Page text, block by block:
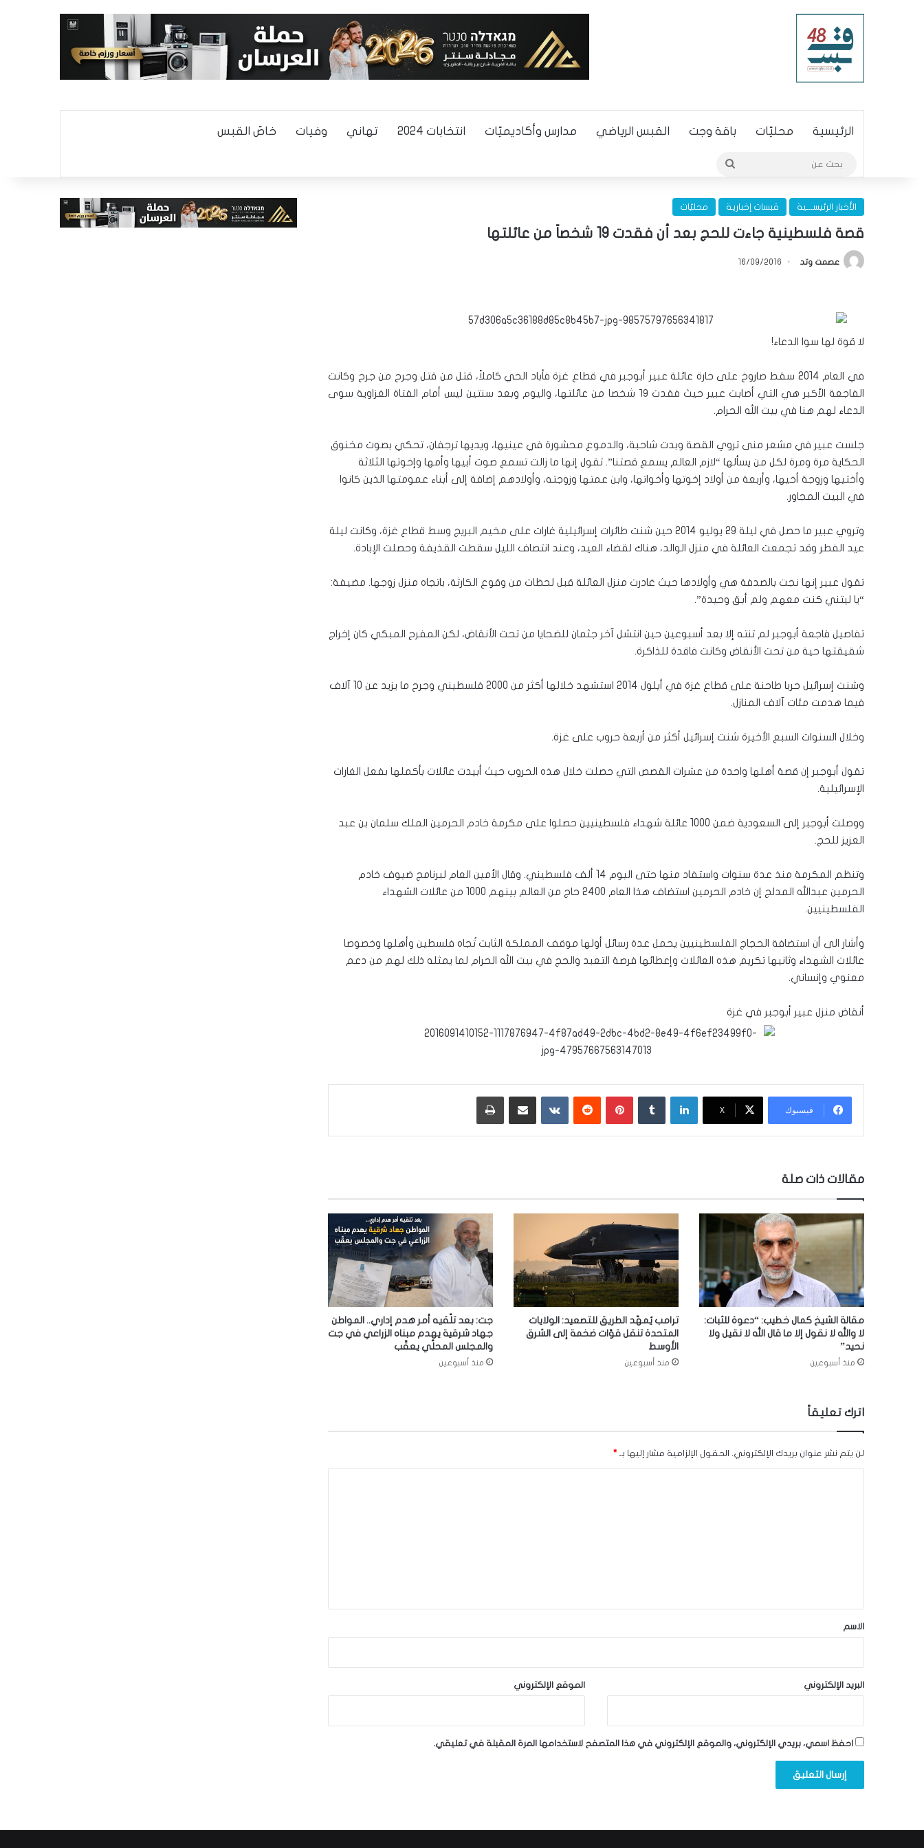
الرئيسية محليّات باقة وجت القبس الرياضي مدارس وأكاديميّات انتخابات 2024 تهاني وفيات خاصّ القبس
الأخبار الرئيســـية قبسات إخبارية محليّات
قصة فلسطينية جاءت للحج بعد أن فقدت 19 شخصاً من عائلتها
عصمت وتد 16/09/2016
لا قوة لها سوا الدعاء!
في العام 2014 سقط صاروخ على حارة عائلة عبير أبوجبر في قطاع غزة فأباد الحي كاملاً، قتل من قتل وجرح من جرح وكانت
الفاجعة الأكبر هي التي أصابت عبير حيث فقدت ١٩ شخصا من عائلتها، واليوم وبعد سنتين ليس أمام الفتاة الغزاوية سوى
الدعاء لهم هنا في بيت الله الحرام.
جلست عبير في مشعر منى تروي القصة وبدت شاحبة، والدموع محشورة في عينيها، ويديها ترجفان، تحكي بصوت مخنوق
الحكاية مرة ومرة لكل من يسألها “لازم العالم يسمع قصتنا”. تقول إنها ما زالت تسمع صوت أبيها وأمها وإخوتها الثلاثة
وأختيها وزوجة أخيها، وأربعة من أولاد إخوتها وأخواتها، وابن عمتها وزوجته، وأولادهم إضافة إلى أبناء عمومتها الذين كانوا
في البيت المجاور.
وتروي عبير ما حصل في ليلة 29 يوليو 2014 حين شنت طائرات إسرائيلية غارات على مخيم البريج وسط قطاع غزة، وكانت ليلة
عيد الفطر وقد تجمعت العائلة في منزل الوالد، هناك لقضاء العيد، وعند انتصاف الليل سقطت القذيفة وحصلت الإبادة.
تقول عبير إنها نجت بالصدفة هي وأولادها حيث غادرت منزل العائلة قبل لحظات من وقوع الكارثة، باتجاه منزل زوجها. مضيفة:
“يا ليتني كنت معهم ولم أبق وحيدة”.
تفاصيل فاجعة أبوجبر لم تنته إلا بعد أسبوعين حين انتشل آخر جثمان للضحايا من تحت الأنقاض، لكن المفرح المبكي كان إخراج
شقيقتها حية من تحت الأنقاض وكانت فاقدة للذاكرة.
وشنت إسرائيل حربا طاحنة على قطاع غزة في أيلول 2014 استشهد خلالها أكثر من 2000 فلسطيني وجرح ما يزيد عن 10 آلاف
فيما هدمت مئات آلاف المنازل.
وخلال السنوات السبع الأخيرة شنت إسرائيل أكثر من أربعة حروب على غزة.
تقول أبوجبر إن قصة أهلها واحدة من عشرات القصص التي حصلت خلال هذه الحروب حيث أبيدت عائلات بأكملها بفعل الغارات
الإسرائيلية.
ووصلت أبوجبر إلى السعودية ضمن 1000 عائلة شهداء فلسطينيين حصلوا على مكرمة خادم الحرمين الملك سلمان بن عبد
العزيز للحج.
وتنظم المكرمة منذ عدة سنوات واستفاد منها حتى اليوم 14 ألف فلسطيني. وقال الأمين العام لبرنامج ضيوف خادم
الحرمين عبدالله المدلج إن خادم الحرمين استضاف هذا العام 2400 حاج من العالم بينهم 1000 من عائلات الشهداء
الفلسطينيين.
وأشار الى أن استضافة الحجاج الفلسطينيين يحمل عدة رسائل أولها موقف المملكة الثابت تُجاه فلسطين وأهلها وخصوصا
عائلات الشهداء وثانيها تكريم هذه العائلات وإعطائها فرصة التعبد والحج في بيت الله الحرام لما يمثله ذلك لهم من دعم
معنوي وإنساني.
أنقاض منزل عبير أبوجبر في غزة
فيسبوك ‫X
لينكدإن بينتيريست ‏VKontakte
مقالات ذات صلة
مقالة الشيخ كمال خطيب: “دعوة للثبات:
لا والله لا نقول إلا ما قال الله لا نقيل ولا
نحيد”
منذ أسبوعين
ترامب يُمهّد الطريق للتصعيد: الولايات
المتحدة تنقل قوّات ضخمة إلى الشرق
الأوسط
منذ أسبوعين
جت: بعد تلّقيه أمر هدم إداري.. المواطن
جهاد شرقية يهدم مبناه الزراعي في جت
والمجلس المحلّي يعقّب
منذ أسبوعين
اترك تعليقاً
لن يتم نشر عنوان بريدك الإلكتروني. الحقول الإلزامية مشار إليها بـ *
*
الاسم
البريد الإلكتروني الموقع الإلكتروني
احفظ اسمي، بريدي الإلكتروني، والموقع الإلكتروني في هذا المتصفح لاستخدامها المرة المقبلة في تعليقي.